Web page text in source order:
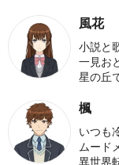
風花
小説と
一見お
星の丘
楓
いつも
ムード
異世界